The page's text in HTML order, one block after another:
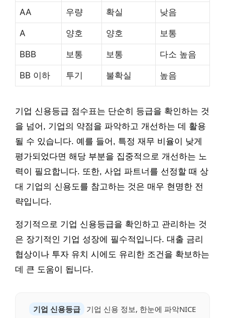
AA 우량 확실 낮음
A 양호 양호 보통
BBB 보통 보통 다소 높음
BB 이하 투기 불확실 높음
기업 신용등급 점수표는 단순히 등급을 확인하는 것
을 넘어, 기업의 약점을 파악하고 개선하는 데 활용
될 수 있습니다. 예를 들어, 특정 재무 비율이 낮게
평가되었다면 해당 부분을 집중적으로 개선하는 노
력이 필요합니다. 또한, 사업 파트너를 선정할 때 상
대 기업의 신용도를 참고하는 것은 매우 현명한 전
략입니다.
정기적으로 기업 신용등급을 확인하고 관리하는 것
은 장기적인 기업 성장에 필수적입니다. 대출 금리
협상이나 투자 유치 시에도 유리한 조건을 확보하는
데 큰 도움이 됩니다.
기업 신용등급
기업 신용 정보, 한눈에 파악NICE